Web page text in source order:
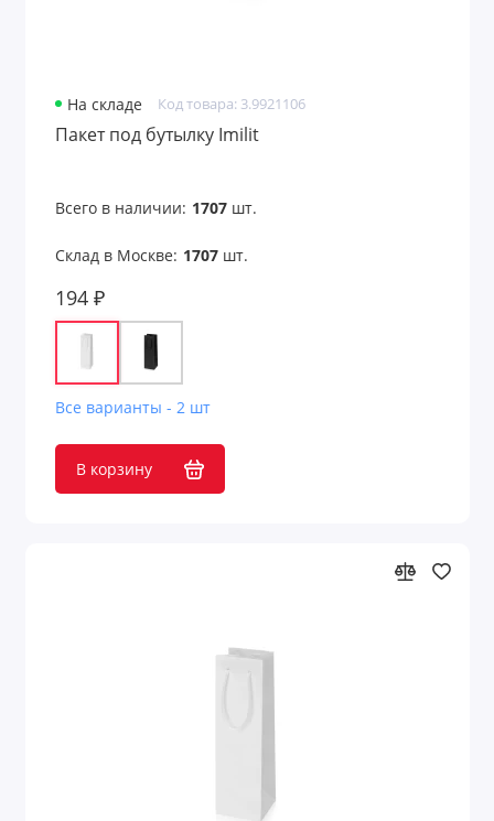
На складе Код товара: 3.9921106
Пакет под бутылку Imilit
Всего в наличии: 1707шт.
Склад в Москве: 1707шт.
194 ₽
Все варианты - 2 шт
В корзину